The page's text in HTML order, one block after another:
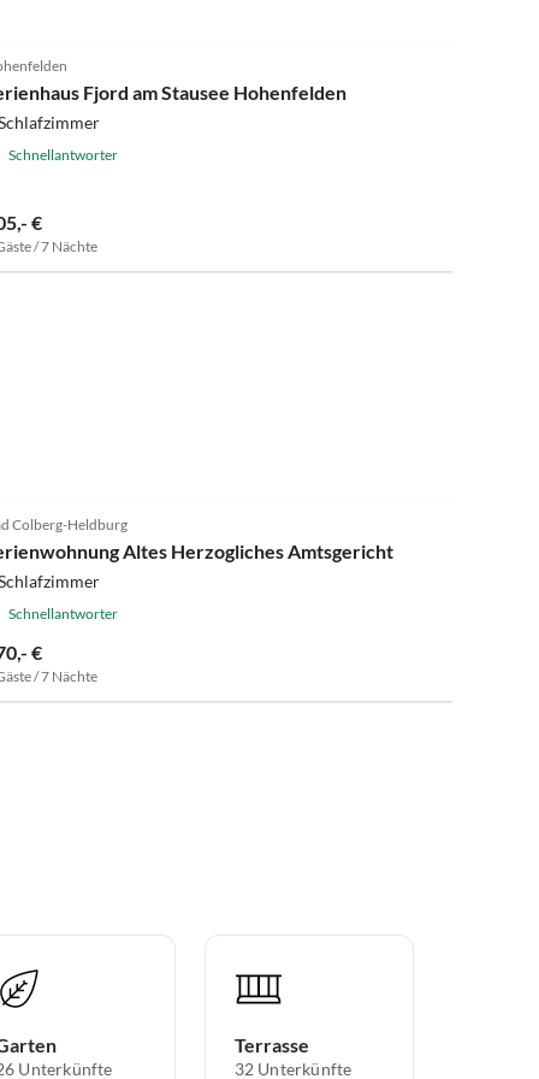
Fjord am Stausee Hohenfelden
Schnellantworter
€
/ 7 Nächte
Colberg-Heldburg
Altes Herzogliches Amtsgericht
Schnellantworter
€
/ 7 Nächte
Unterkünfte
Terrasse
32 Unterkünfte